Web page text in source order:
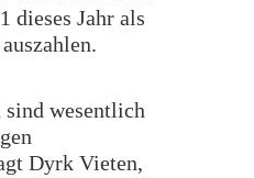
dieses Jahr als
sind wesentlich
Dyrk Vieten,